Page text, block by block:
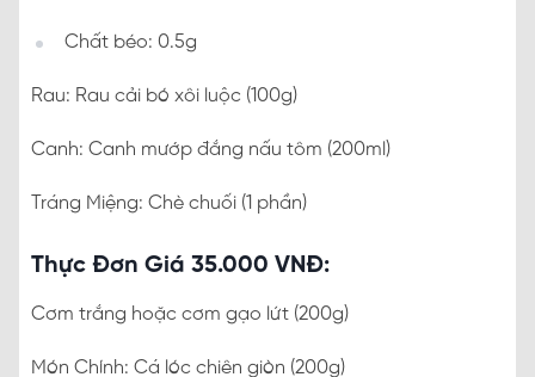
Chất béo: 0.5g
Rau: Rau cải bó xôi luộc (100g)
Canh: Canh mướp đắng nấu tôm (200ml)
Tráng Miệng: Chè chuối (1 phần)
Thực Đơn Giá 35.000 VNĐ:
Cơm trắng hoặc cơm gạo lứt (200g)
Món Chính: Cá lóc chiên giòn (200g)